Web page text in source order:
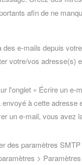
afin de ne
e-mails depuis
votre/vos adresse(s)
l'onglet « Écrire un
à cette
un e-mail, vous avez
des paramètres
>